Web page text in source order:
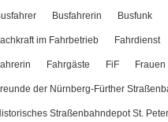
Busfahrerin Busfunk
im Fahrbetrieb Fahrdienst
Fahrgäste FiF Frauen
der Nürnberg-Fürther
Straßenbahndepot St. Peter